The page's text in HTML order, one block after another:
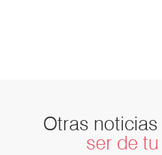
Otras noticias
ser de